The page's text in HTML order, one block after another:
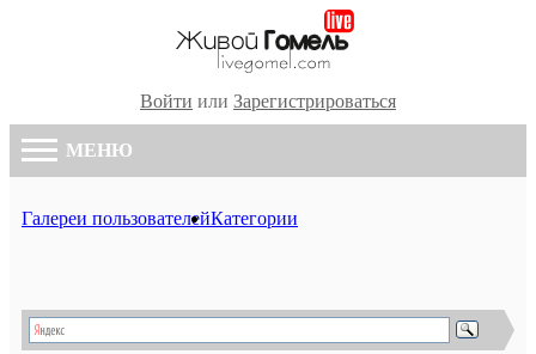
Войти или Зарегистрироваться
МЕНЮ
Галереи пользователейКатегории